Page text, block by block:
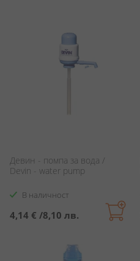
Девин - помпа за вода /
Devin - water pump
В наличност
4,14 € /8,10 лв.